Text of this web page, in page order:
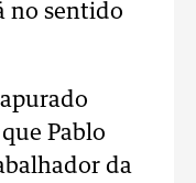
no sentido
Pablo
da